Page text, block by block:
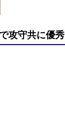
攻守共に優秀